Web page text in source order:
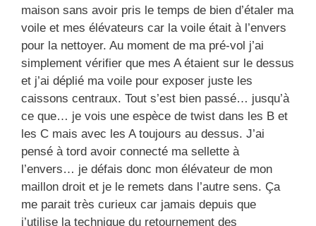
maison sans avoir pris le temps de bien d’étaler ma
voile et mes élévateurs car la voile était à l’envers
pour la nettoyer. Au moment de ma pré-vol j’ai
simplement vérifier que mes A étaient sur le dessus
et j’ai déplié ma voile pour exposer juste les
caissons centraux. Tout s’est bien passé… jusqu’à
ce que… je vois une espèce de twist dans les B et
les C mais avec les A toujours au dessus. J’ai
pensé à tord avoir connecté ma sellette à
l’envers… je défais donc mon élévateur de mon
maillon droit et je le remets dans l’autre sens. Ça
me parait très curieux car jamais depuis que
j’utilise la technique du retournement des